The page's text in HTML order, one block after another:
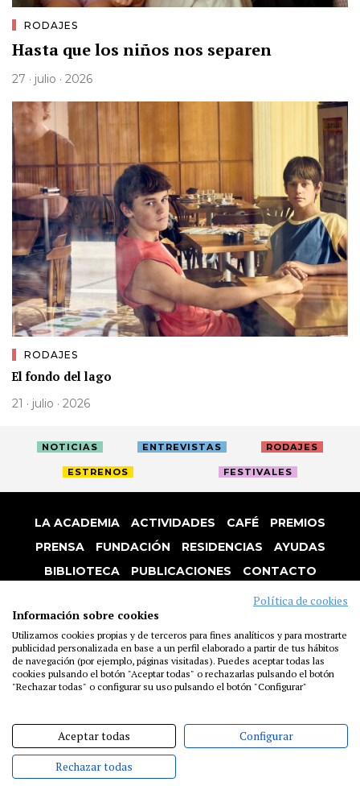
RODAJES
Hasta que los niños nos separen
27 · julio · 2026
RODAJES
El fondo del lago
21 · julio · 2026
NOTICIAS ENTREVISTAS RODAJES
ESTRENOS FESTIVALES
LA ACADEMIA ACTIVIDADES CAFÉ
PREMIOS
PRENSA
FUNDACIÓN RESIDENCIAS
AYUDAS
BIBLIOTECA
PUBLICACIONES
CONTACTO
COOKIES
Política de cookies
Información sobre cookies
Utilizamos cookies propias y de terceros para fines analíticos y para mostrarte
publicidad personalizada en base a un perfil elaborado a partir de tus hábitos
de navegación (por ejemplo, páginas visitadas). Puedes aceptar todas las
cookies pulsando el botón "Aceptar todas" o rechazarlas pulsando el botón
"Rechazar todas" o configurar su uso pulsando el botón "Configurar"
Aceptar todas Configurar
Rechazar todas